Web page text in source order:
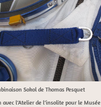
Sokol de Thomas Pesquet
avec l’Atelier de l’insolite pour le